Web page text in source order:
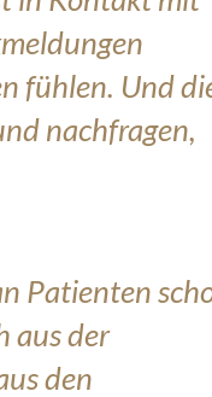
fühlen. Und
nachfragen,
Patienten
aus der
den